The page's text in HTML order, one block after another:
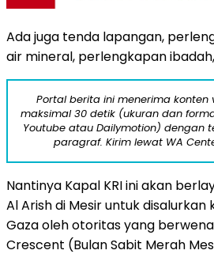
Ada juga tenda lapangan,
air mineral, perlengkapan
Portal berita ini menerima konten
maksimal 30 detik (ukuran dan
Youtube atau Dailymotion) dengan
paragraf. Kirim lewat WA
Nantinya Kapal KRI ini akan
Al Arish di Mesir untuk
Gaza oleh otoritas yang
Crescent (Bulan Sabit Merah